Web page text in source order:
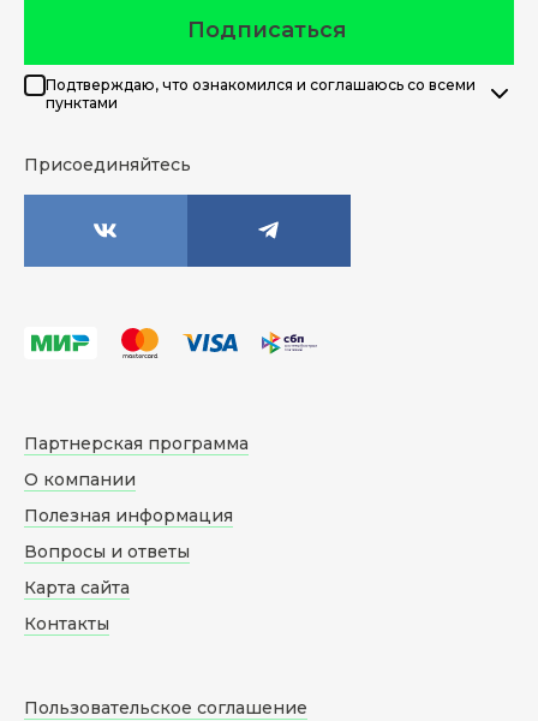
Подписаться
Подтверждаю, что ознакомился и соглашаюсь со всеми
пунктами
Присоединяйтесь
Партнерская программа
О компании
Полезная информация
Вопросы и ответы
Карта сайта
Контакты
Пользовательское соглашение